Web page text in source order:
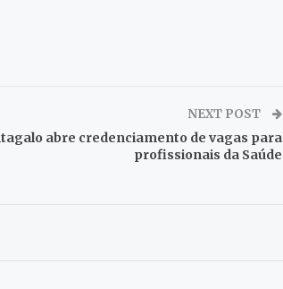
NEXT POST
abre credenciamento de vagas para
profissionais da Saúde